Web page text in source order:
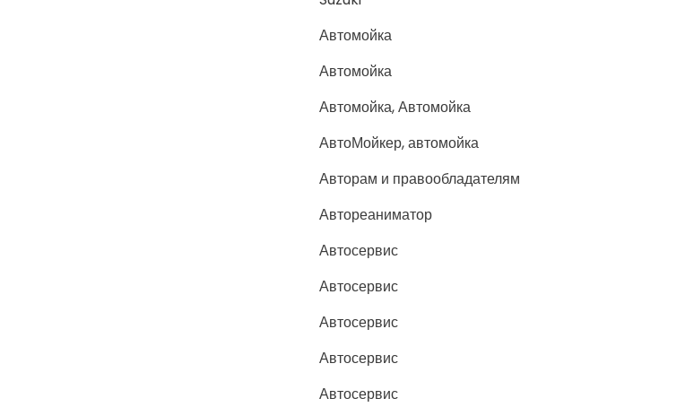
Автомойка
Автомойка
Автомойка, Автомойка
АвтоМойкер, автомойка
Авторам и правообладателям
Автореаниматор
Автосервис
Автосервис
Автосервис
Автосервис
Автосервис